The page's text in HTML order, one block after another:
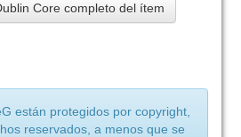
Core completo del ítem
están protegidos por copyright,
reservados, a menos que se